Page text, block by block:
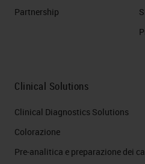
Partnership
Clinical Solutions
Clinical Diagnostics Solutions
Colorazione
Pre-analitica e preparazione dei